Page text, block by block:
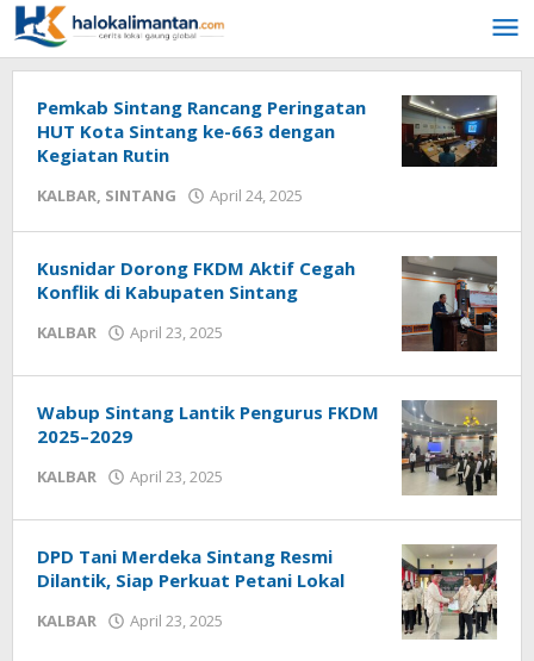
Lewati
ke
konten
Pemkab Sintang Rancang Peringatan
HUT Kota Sintang ke-663 dengan
Kegiatan Rutin
KALBAR, SINTANG April 24, 2025
Kusnidar Dorong FKDM Aktif Cegah
Konflik di Kabupaten Sintang
KALBAR April 23, 2025
halokalimantan
Wabup Sintang Lantik Pengurus FKDM
2025–2029
KALBAR April 23, 2025
halokalimantan
DPD Tani Merdeka Sintang Resmi
Dilantik, Siap Perkuat Petani Lokal
KALBAR April 23, 2025